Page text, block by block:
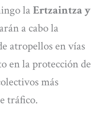
la Ertzaintza y
a cabo la
atropellos en vías
en la protección de
más
tráfico.